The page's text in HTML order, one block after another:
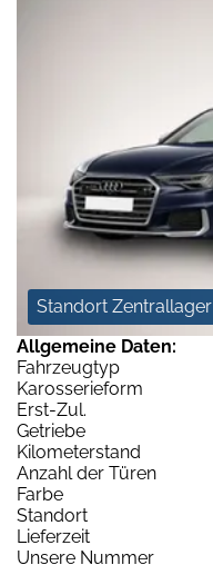
Standort Zentrallager
Allgemeine Daten:
Fahrzeugtyp
Karosserieform
Erst-Zul.
Getriebe
Kilometerstand
Anzahl der Türen
Farbe
Standort
Lieferzeit
Unsere Nummer